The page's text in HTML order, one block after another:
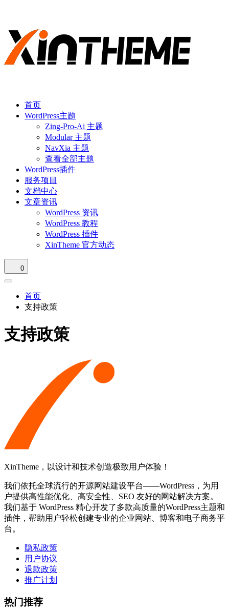
首页
WordPress主题
Zing-Pro-Ai 主题
Modular 主题
NavXia 主题
查看全部主题
WordPress插件
服务项目
文档中心
文章资讯
WordPress 资讯
WordPress 教程
WordPress 插件
XinTheme 官方动态
0
首页
支持政策
支持政策
XinTheme，以设计和技术创造极致用户体验！
我们依托全球流行的开源网站建设平台——WordPress，为用
户提供高性能优化、高安全性、SEO 友好的网站解决方案。
我们基于 WordPress 精心开发了多款高质量的WordPress主题和
插件，帮助用户轻松创建专业的企业网站、博客和电子商务平
台。
隐私政策
用户协议
退款政策
推广计划
热门推荐